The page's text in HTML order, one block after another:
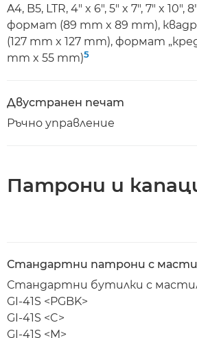
A4, B5, LTR, 4" x 6", 5" x 7", 7" x 10",
формат (89 mm x 89 mm),
(127 mm x 127 mm), формат
mm x 55 mm)5
Двустранен печат
Ръчно управление
Патрони и
Стандартни патрони с
Стандартни бутилки с
GI-41S <PGBK>
GI-41S <C>
GI-41S <M>